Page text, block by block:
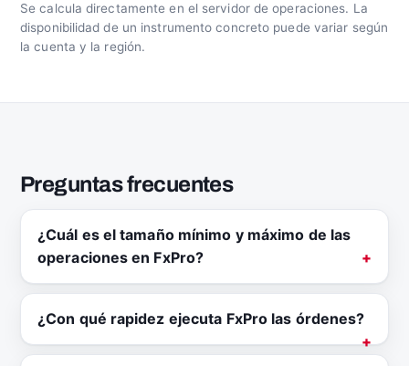
Se calcula directamente en el servidor de operaciones. La
disponibilidad de un instrumento concreto puede variar según
la cuenta y la región.
Preguntas frecuentes
¿Cuál es el tamaño mínimo y máximo de las
operaciones en FxPro?
¿Con qué rapidez ejecuta FxPro las órdenes?